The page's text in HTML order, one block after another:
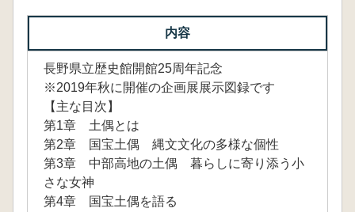
内容
長野県立歴史館開館25周年記念
※2019年秋に開催の企画展展示図録です
【主な目次】
第1章 土偶とは
第2章 国宝土偶 縄文文化の多様な個性
第3章 中部高地の土偶 暮らしに寄り添う小
さな女神
第4章 国宝土偶を語る